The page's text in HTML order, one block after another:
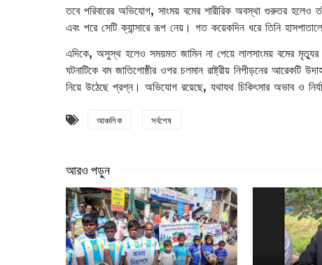
তবে পরিবারের অভিযোগ, সাংময় বমের শারীরিক অবস্থা গুরুতর হলেও
এবং পরে সেটি ক্যান্সারে রূপ নেয়। গত কয়েকদিন ধরে তিনি
এদিকে, অসুস্থ হলেও সময়মত জামিন না পেয়ে লালসাংময় বমের মৃত্যুর
ঘটনাটিকে বম জাতিগোষ্ঠীর ওপর চলমান রাষ্ট্রীয় নিপীড়নের
নিয়ে উঠেছে প্রশ্ন। অভিযোগ রয়েছে, যথাযথ চিকিৎসার অভাব ও
আঞ্চলিক সর্বশেষ